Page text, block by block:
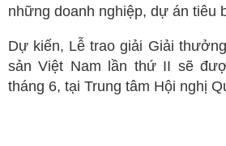
những doanh nghiệp, dự án tiêu
Dự kiến, Lễ trao giải Giải
sản Việt Nam lần thứ II sẽ
tháng 6, tại Trung tâm Hội nghị